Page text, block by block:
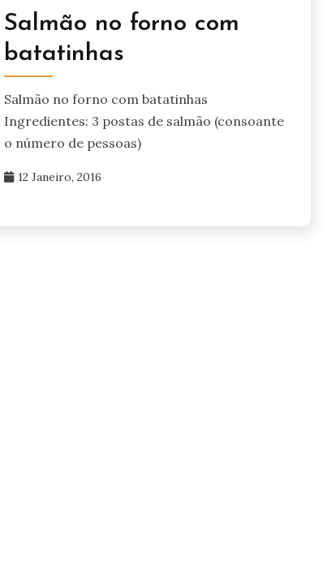
Salmão no forno com
batatinhas
Salmão no forno com batatinhas
Ingredientes: 3 postas de salmão (consoante
o número de pessoas)
12 Janeiro, 2016